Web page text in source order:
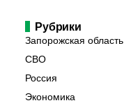
Рубрики
Запорожская область
СВО
Россия
Экономика